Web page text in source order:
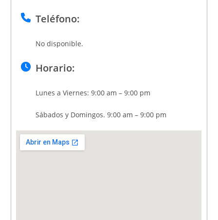
Teléfono:
No disponible.
Horario:
Lunes a Viernes: 9:00 am – 9:00 pm
Sábados y Domingos. 9:00 am – 9:00 pm